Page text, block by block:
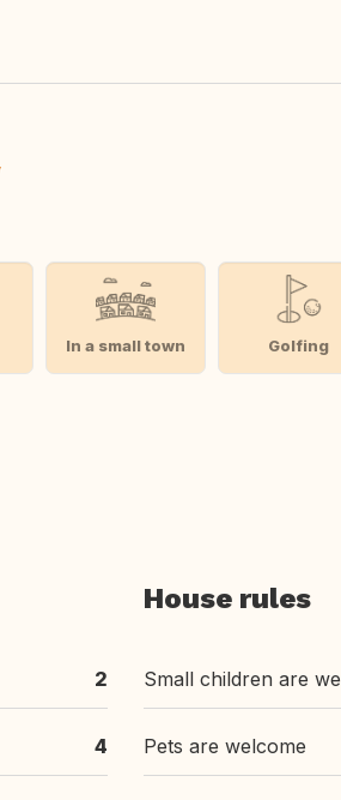
In a small town Golfing
2
4
House rules
Small children are
Pets are welcome